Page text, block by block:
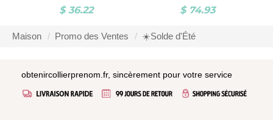
$ 36.22 $ 74.93
Maison Promo des Ventes ☀️Solde d'Été
obtenircollierprenom.fr, sincèrement pour votre service